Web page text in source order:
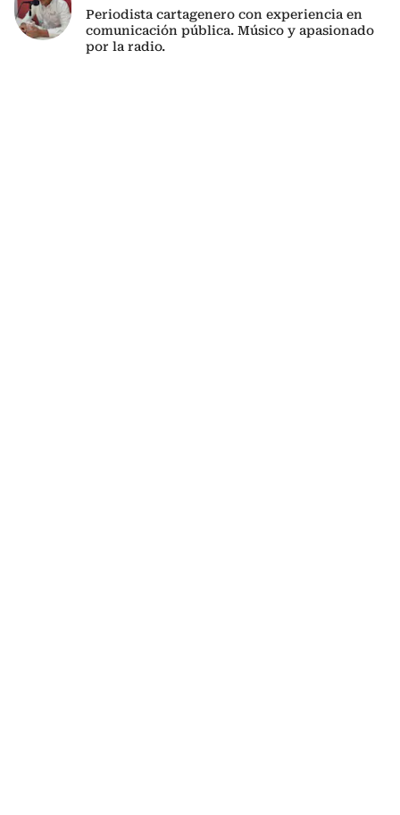
Periodista cartagenero con experiencia en
comunicación pública. Músico y apasionado
por la radio.